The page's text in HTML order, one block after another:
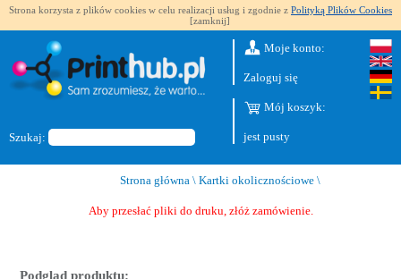
Strona korzysta z plików cookies w celu realizacji usług i zgodnie z Polityką Plików Cookies
[zamknij]
Szukaj:
Moje konto:
Zaloguj się
Mój koszyk:
jest pusty
Strona główna \ Kartki okolicznościowe \
Aby przesłać pliki do druku, złóż zamówienie.
Podgląd produktu: